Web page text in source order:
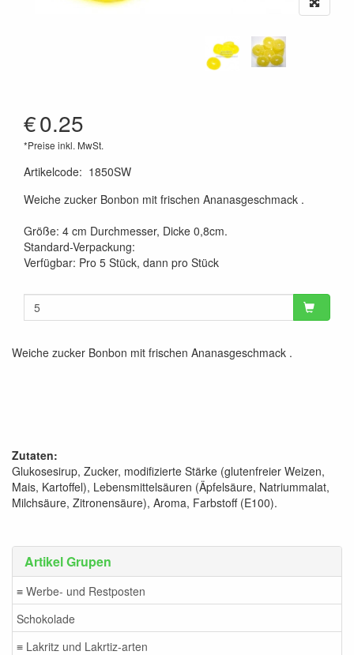
Artikel Grupen
≡ Werbe- und Restposten
Schokolade
≡ Lakritz und Lakrtiz-arten
€0.25
*Preise inkl. MwSt.
Artikelcode: 1850SW
Weiche zucker Bonbon mit frischen Ananasgeschmack .
Größe: 4 cm Durchmesser, Dicke 0,8cm.
Standard-Verpackung:
Verfügbar: Pro 5 Stück, dann pro Stück
Weiche zucker Bonbon mit frischen Ananasgeschmack .
Zutaten:
Glukosesirup, Zucker, modifizierte Stärke (glutenfreier Weizen,
Mais, Kartoffel), Lebensmittelsäuren (Äpfelsäure, Natriummalat,
Milchsäure, Zitronensäure), Aroma, Farbstoff (E100).